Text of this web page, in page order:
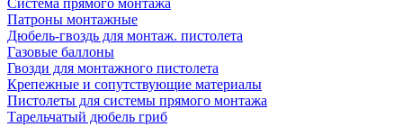
Система прямого монтажа
Патроны монтажные
Дюбель-гвоздь для монтаж. пистолета
Газовые баллоны
Гвозди для монтажного пистолета
Крепежные и сопутствующие материалы
Пистолеты для системы прямого монтажа
Тарельчатый дюбель гриб